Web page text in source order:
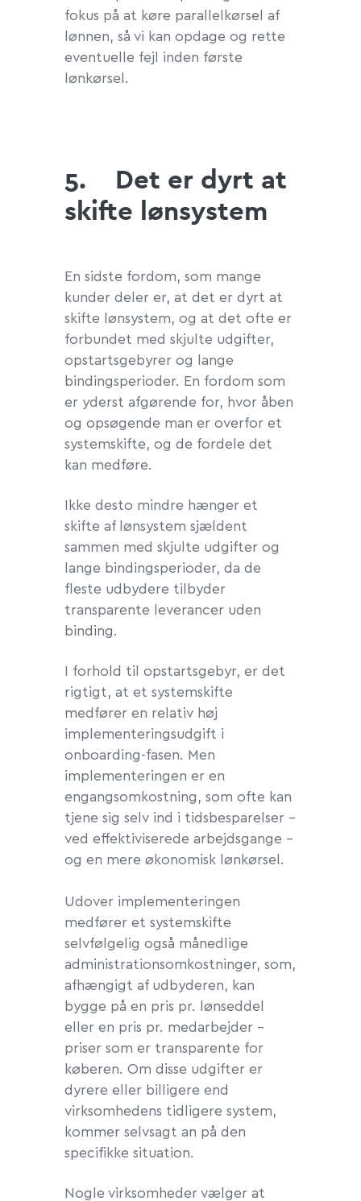
fokus på at køre parallelkørsel af
lønnen, så vi kan opdage og rette
eventuelle fejl inden første
lønkørsel.
5. Det er dyrt at
skifte lønsystem
En sidste fordom, som mange
kunder deler er, at det er dyrt at
skifte lønsystem, og at det ofte er
forbundet med skjulte udgifter,
opstartsgebyrer og lange
bindingsperioder. En fordom som
er yderst afgørende for, hvor åben
og opsøgende man er overfor et
systemskifte, og de fordele det
kan medføre.
Ikke desto mindre hænger et
skifte af lønsystem sjældent
sammen med skjulte udgifter og
lange bindingsperioder, da de
fleste udbydere tilbyder
transparente leverancer uden
binding.
I forhold til opstartsgebyr, er det
rigtigt, at et systemskifte
medfører en relativ høj
implementeringsudgift i
onboarding-fasen. Men
implementeringen er en
engangsomkostning, som ofte kan
tjene sig selv ind i tidsbesparelser –
ved effektiviserede arbejdsgange –
og en mere økonomisk lønkørsel.
Udover implementeringen
medfører et systemskifte
selvfølgelig også månedlige
administrationsomkostninger, som,
afhængigt af udbyderen, kan
bygge på en pris pr. lønseddel
eller en pris pr. medarbejder –
priser som er transparente for
køberen. Om disse udgifter er
dyrere eller billigere end
virksomhedens tidligere system,
kommer selvsagt an på den
specifikke situation.
Nogle virksomheder vælger at